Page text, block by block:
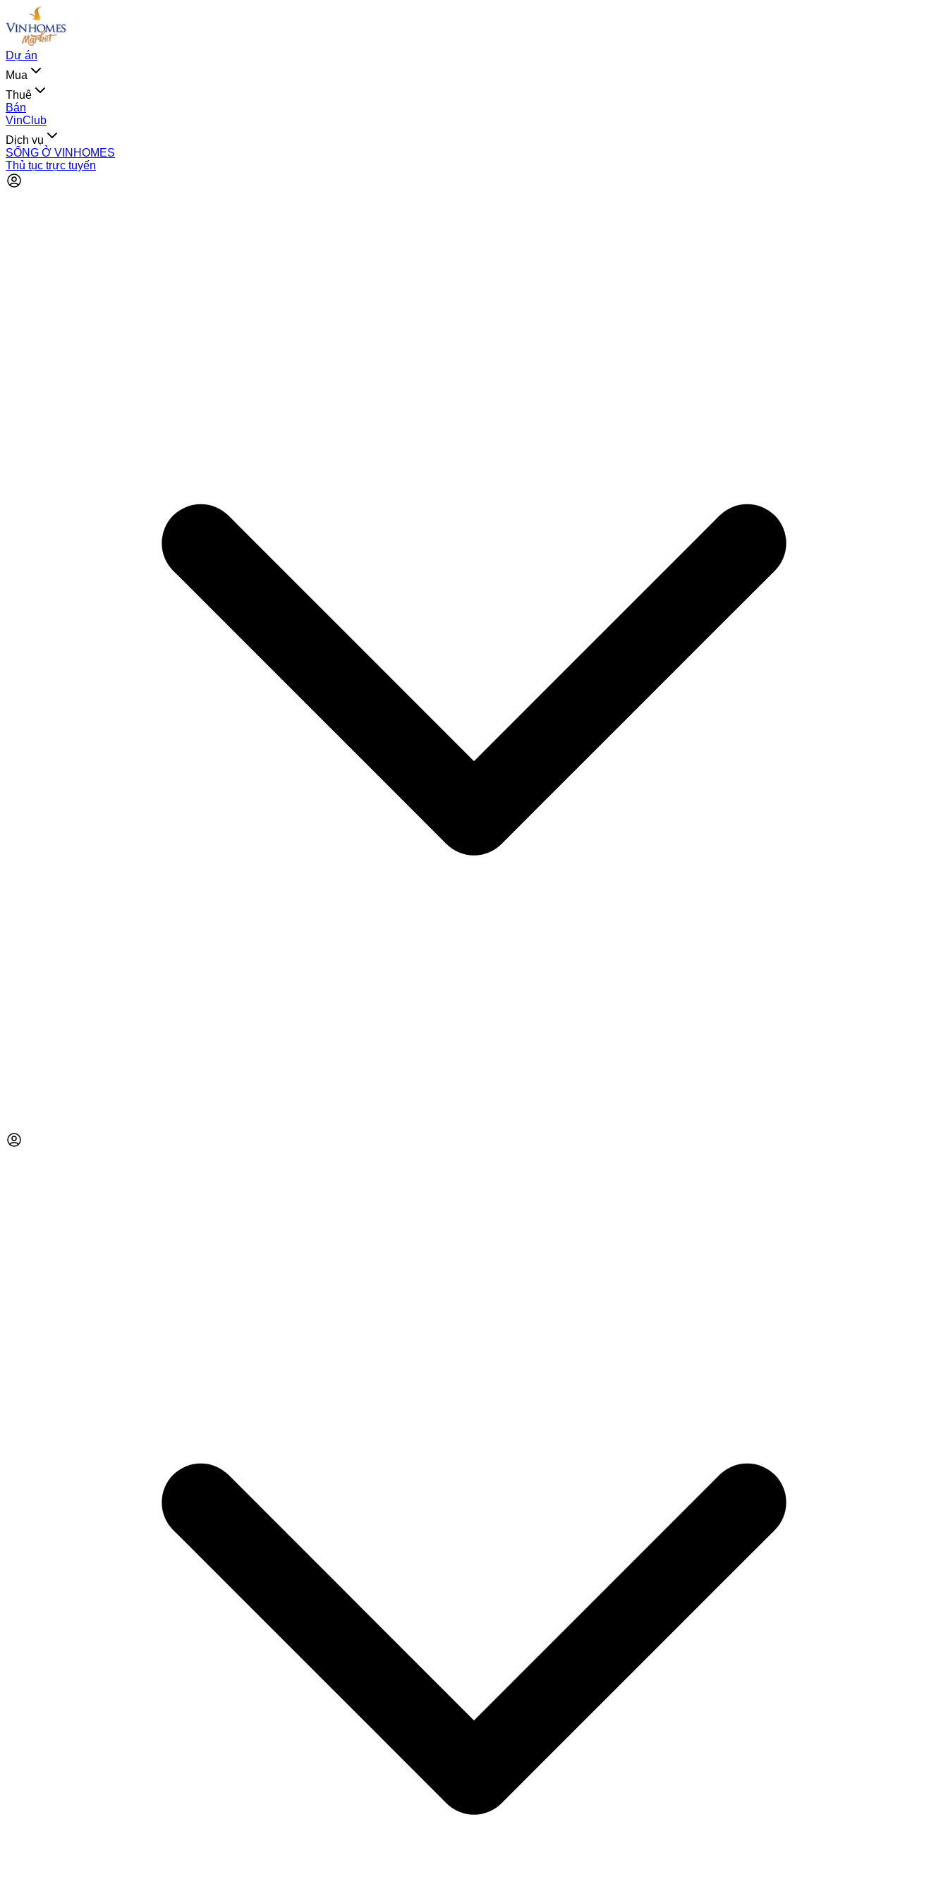
Dự án
Mua
Thuê
Bán
VinClub
Dịch vụ
SỐNG Ở VINHOMES
Thủ tục trực tuyến